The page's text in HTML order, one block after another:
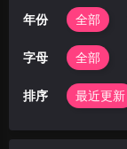
年份 全部
字母 全部
排序 最近更新